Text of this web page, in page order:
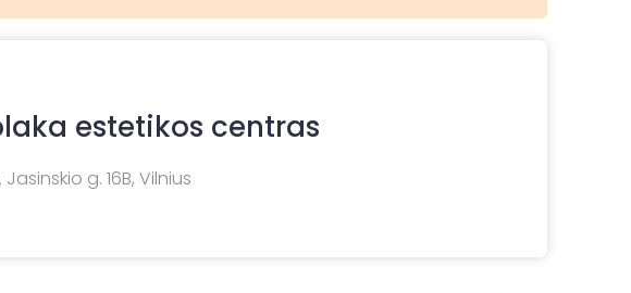
estetikos centras
Jasinskio g. 16B, Vilnius